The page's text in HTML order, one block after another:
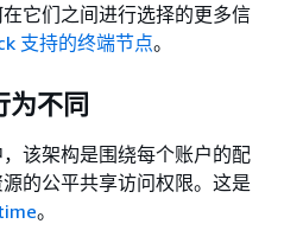
它们之间进行选择的更多信
支持的终端节点。
为不同
该架构是围绕每个账户的配
的公平共享访问权限。这是
。